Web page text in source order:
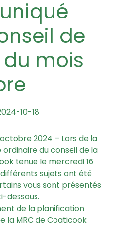
de
du mois
10-18
2024 – Lors de la
du conseil de la
tenue le mercredi 16
sujets ont été
vous sont présentés
dessous.
de la planification
la MRC de Coaticook